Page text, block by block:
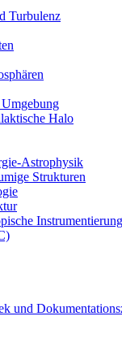
Turbulenz
Halo
Astrophysik
Strukturen
Instrumentierung
und